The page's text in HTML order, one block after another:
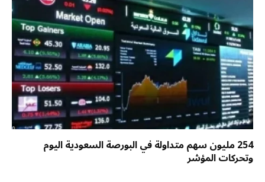
254 مليون سهم متداولة في البورصة السعودية اليوم
وتحركات المؤشر